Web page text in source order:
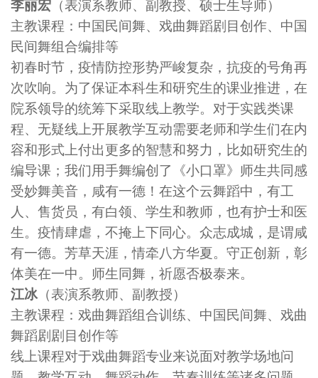
李丽宏 （表演系教师、副教授、硕士生导师）
主教课程：中国民间舞、戏曲舞蹈剧目创作、中国
民间舞组合编排等
初春时节，疫情防控形势严峻复杂，抗疫的号角再
次吹响。为了保证本科生和研究生的课业推进，在
院系领导的统筹下采取线上教学。对于实践类课
程、无疑线上开展教学互动需要老师和学生们在内
容和形式上付出更多的智慧和努力，比如研究生的
编导课；我们用手舞编创了《小口罩》师生共同感
受妙舞美音，咸有一德！在这个云舞蹈中，有工
人、售货员，有白领、学生和教师，也有护士和医
生。疫情肆虐，不掩上下同心。众志成城，是谓咸
有一德。芳草天涯，情牵八方华夏。守正创新，彰
体美在一中。师生同舞，祈愿否极泰来。
江冰（表演系教师、副教授）
主教课程：戏曲舞蹈组合训练、中国民间舞、戏曲
舞蹈剧剧目创作等
线上课程对于戏曲舞蹈专业来说面对教学场地问